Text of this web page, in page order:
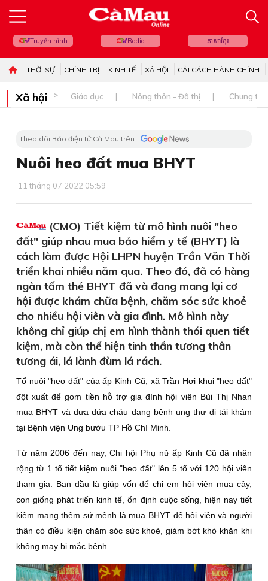
Truyền hình Radio ភាសាខ្មែរ
THỜI SỰ CHÍNH TRỊ KINH TẾ XÃ HỘI CẢI CÁCH HÀNH CHÍNH
Xã hội Giáo dục Nông thôn - Đô thị Chung
Theo dõi Báo điện tử Cà Mau trên
Nuôi heo đất mua BHYT
11 tháng 07 2022 05:59
(CMO) Tiết kiệm từ mô hình nuôi "heo
đất" giúp nhau mua bảo hiểm y tế (BHYT) là
cách làm được Hội LHPN huyện Trần Văn Thời
triển khai nhiều năm qua. Theo đó, đã có hàng
ngàn tấm thẻ BHYT đã và đang mang lại cơ
hội được khám chữa bệnh, chăm sóc sức khoẻ
cho nhiều hội viên và gia đình. Mô hình này
không chỉ giúp chị em hình thành thói quen tiết
kiệm, mà còn thể hiện tinh thần tương thân
tương ái, lá lành đùm lá rách.
Tổ nuôi "heo đất" của ấp Kinh Cũ, xã Trần Hợi khui "heo đất"
đột xuất để gom tiền hỗ trợ gia đình hội viên Bùi Thị Nhan
mua BHYT và đưa đứa cháu đang bệnh ung thư đi tái khám
tại Bệnh viện Ung bướu TP Hồ Chí Minh.
Từ năm 2006 đến nay, Chi hội Phụ nữ ấp Kinh Cũ đã nhân
rộng từ 1 tổ tiết kiệm nuôi "heo đất" lên 5 tổ với 120 hội viên
tham gia. Ban đầu là giúp vốn để chị em hội viên mua cây,
con giống phát triển kinh tế, ổn định cuộc sống, hiện nay tiết
kiệm mang thêm sứ mệnh là mua BHYT để hội viên và người
thân có điều kiện chăm sóc sức khoẻ, giảm bớt khó khăn khi
không may bị mắc bệnh.